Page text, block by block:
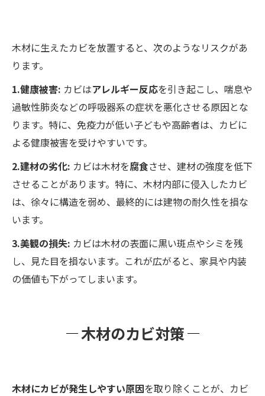
木材に生えたカビを放置すると、次のようなリスクがあ
ります。
1.健康被害: カビはアレルギー反応を引き起こし、喘息や
過敏性肺炎などの呼吸器系の症状を悪化させる原因とな
ります。特に、免疫力が低い子どもや高齢者は、カビに
よる健康被害を受けやすいです。
2.建材の劣化: カビは木材を腐食させ、建材の強度を低下
させることがあります。特に、木材内部に侵入したカビ
は、徐々に構造を弱め、最終的には建物の耐久性を損な
います。
3.美観の損失: カビは木材の表面に黒い斑点やシミを残
し、見た目を損ないます。これが広がると、家具や内装
の価値も下がってしまいます。
木材のカビ対策
木材にカビが発生しやすい原因を取り除くことが、カビ